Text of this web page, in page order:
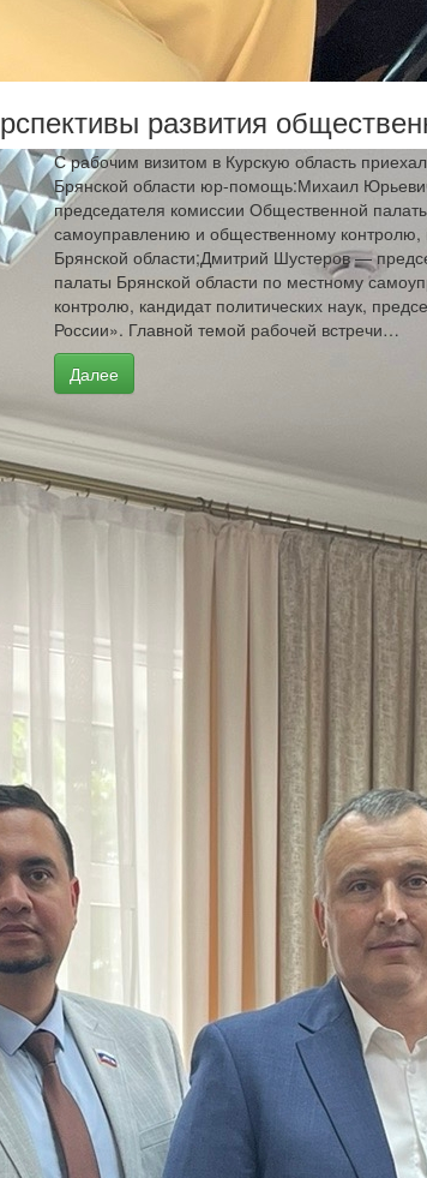
развития
С рабочим визитом в Курскую область
Брянской области юр-помощь:Михаил
председателя комиссии Общественной
самоуправлению и общественному контролю,
Брянской области;Дмитрий Шустеров —
палаты Брянской области по местному
контролю, кандидат политических наук,
России». Главной темой рабочей встречи…
Далее